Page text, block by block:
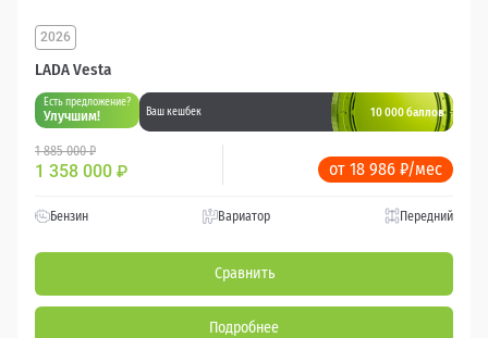
LADA Vesta
2026
Есть предложение?
Улучшим! Ваш кешбек 10 000 баллов
1 885 000 ₽
1 358 000 ₽ от 18 986 ₽/мес
Бензин Вариатор Передний
Сравнить
Подробнее